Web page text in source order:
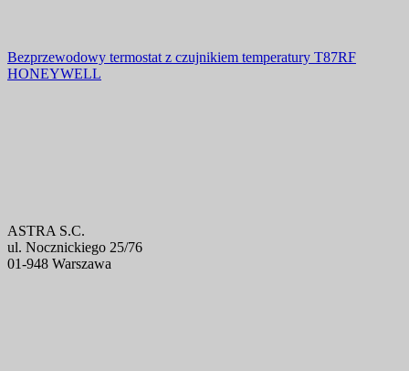
Bezprzewodowy termostat z czujnikiem temperatury T87RF
HONEYWELL
ASTRA S.C.
ul. Nocznickiego 25/76
01-948 Warszawa